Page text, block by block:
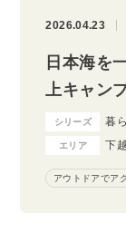
2026.04.23
日本海を
上キャン
シリーズ 暮
エリア 下
アウトドアでア